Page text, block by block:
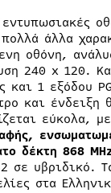
άλλα
οθόνη,
240 x 120.
1 εξόδου
και ένδειξη
εύκολα,
δέκτη 868
σε υβριδικό.
στα